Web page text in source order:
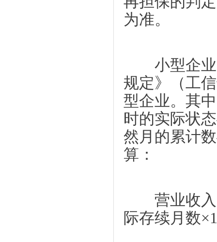
为准。
小型企业
规定》（工
型企业。其
时的实际状
然月的累计
算：
营业收入
际存续月数